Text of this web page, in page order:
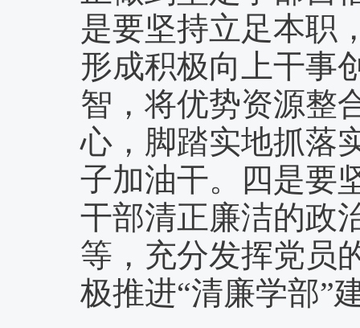
是要坚持立足本职
形成积极向上干事
智，将优势资源整
心，脚踏实地抓落
子加油干。四是要
干部清正廉洁的政
等，充分发挥党员
极推进“清廉学部”